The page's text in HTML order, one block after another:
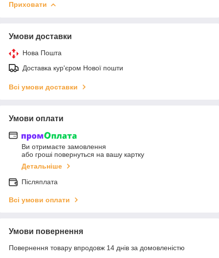
Приховати
Умови доставки
Нова Пошта
Доставка кур'єром Нової пошти
Всі умови доставки
Умови оплати
Ви отримаєте замовлення
або гроші повернуться на вашу картку
Детальніше
Післяплата
Всі умови оплати
Умови повернення
Повернення товару впродовж 14 днів за домовленістю